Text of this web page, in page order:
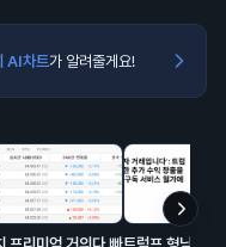
AI차트가 알려줄게요!